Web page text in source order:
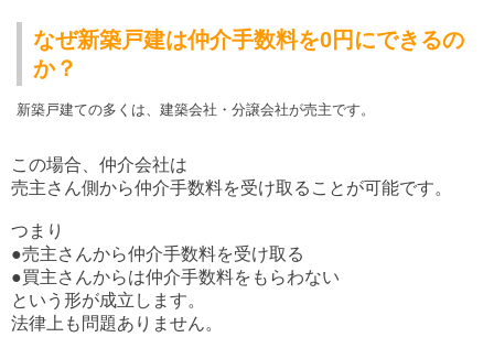
なぜ新築戸建は仲介手数料を0円にできるの
か？
新築戸建ての多くは、建築会社・分譲会社が売主です。
この場合、仲介会社は
売主さん側から仲介手数料を受け取ることが可能です。
つまり
●売主さんから仲介手数料を受け取る
●買主さんからは仲介手数料をもらわない
という形が成立します。
法律上も問題ありません。